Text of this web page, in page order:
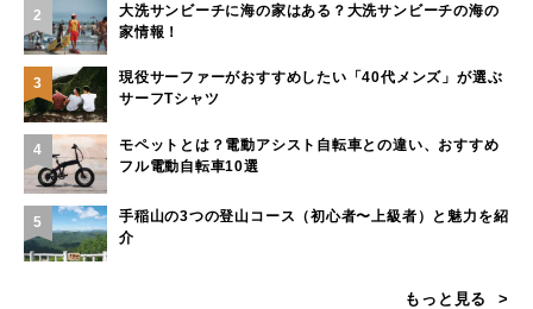
2
大洗サンビーチに海の家はある？大洗サンビーチの海の
家情報！
3
現役サーファーがおすすめしたい「40代メンズ」が選ぶ
サーフTシャツ
4
モペットとは？電動アシスト自転車との違い、おすすめ
フル電動自転車10選
5
手稲山の3つの登山コース（初心者〜上級者）と魅力を紹
介
もっと見る